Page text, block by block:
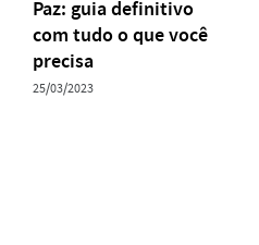
Paz: guia definitivo
com tudo o que você
precisa
25/03/2023